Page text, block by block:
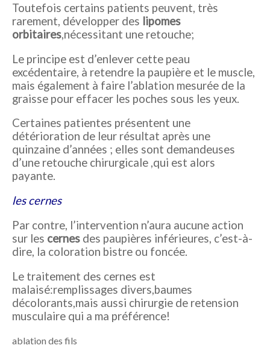
Toutefois certains patients peuvent, très
rarement, développer des lipomes
orbitaires,nécessitant une retouche;
Le principe est d’enlever cette peau
excédentaire, à retendre la paupière et le muscle,
mais également à faire l’ablation mesurée de la
graisse pour effacer les poches sous les yeux.
Certaines patientes présentent une
détérioration de leur résultat après une
quinzaine d’années ; elles sont demandeuses
d’une retouche chirurgicale ,qui est alors
payante.
les cernes
Par contre, l’intervention n’aura aucune action
sur les cernes des paupières inférieures, c’est-à-
dire, la coloration bistre ou foncée.
Le traitement des cernes est
malaisé:remplissages divers,baumes
décolorants,mais aussi chirurgie de retension
musculaire qui a ma préférence!
ablation des fils